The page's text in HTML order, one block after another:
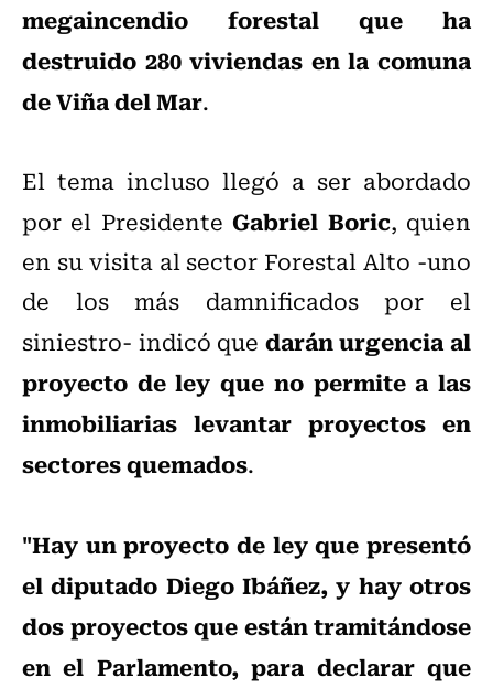
megaincendio forestal que ha
destruido 280 viviendas en la comuna
de Viña del Mar.
El tema incluso llegó a ser abordado
por el PresidenteGabriel Boric, quien
en su visita al sector Forestal Alto -uno
de los más damnificados por el
siniestro- indicó que darán urgencia al
proyecto de ley que no permite a las
inmobiliarias levantar proyectos en
sectores quemados.
"Hay un proyecto de ley que presentó
el diputado Diego Ibáñez, y hay otros
dos proyectos que están tramitándose
en el Parlamento, para declarar que